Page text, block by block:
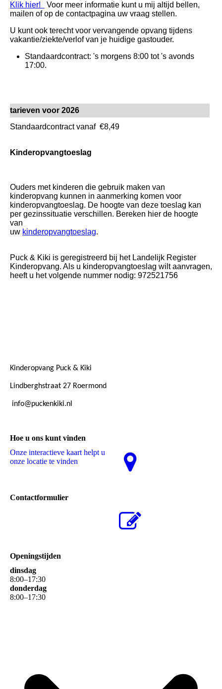
Klik hier!
Voor meer informatie kunt u mij altijd bellen,
mailen of op de contactpagina uw vraag stellen.
U kunt ook terecht voor vervangende opvang tijdens
vakantie/ziekte/verlof van je huidige gastouder.
Standaardcontract: 's morgens 8:00 tot 's avonds
17:00.
tarieven voor 2026
Standaardcontract vanaf €8,49
Kinderopvangtoeslag
Ouders met kinderen die gebruik maken van
kinderopvang kunnen in aanmerking komen voor
kinderopvangtoeslag. De hoogte van deze toeslag kan
per gezinssituatie verschillen. Bereken hier de hoogte
van
uw kinderopvangtoeslag.
Puck & Kiki is geregistreerd bij het Landelijk Register
Kinderopvang. Als u kinderopvangtoeslag wilt aanvragen,
heeft u het volgende nummer nodig: 972521756
Kinderopvang Puck & Kiki
Lindberghstraat 27 Roermond
info@puckenkiki.nl
Hoe u ons kunt vinden
Onze interactieve kaart helpt u
onze locatie te vinden
Contactformulier
Openingstijden
dinsdag
8:00–17:30
donderdag
8:00–17:30